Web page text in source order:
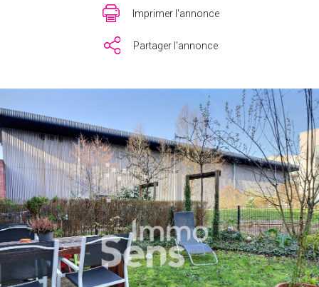
Imprimer l'annonce
Partager l'annonce